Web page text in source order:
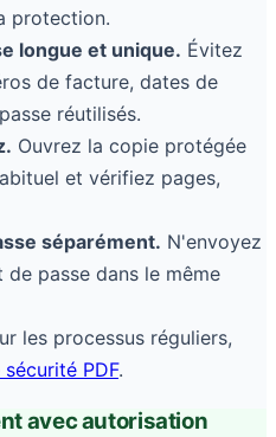
protection.
longue et unique. Évitez
de facture, dates de
réutilisés.
Ouvrez la copie protégée
et vérifiez pages,
séparément. N'envoyez
passe dans le même
les processus réguliers,
PDF.
avec autorisation